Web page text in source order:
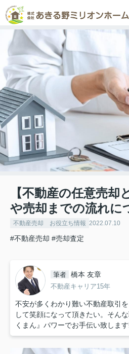
【不動産の任意売却
や売却までの流れに
不動産売却 お役立ち情報 2022.07.10
#不動産売却 #売却査定
筆者 橋本 友章
不動産キャリア15年
不安が多くわかり難い不動産取引
して笑顔になって頂きたい。そん
くまん』パワーでお手伝い致しま